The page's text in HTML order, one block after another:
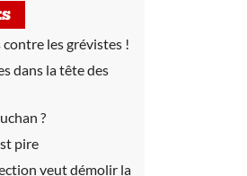
les grévistes !
dans la tête des
?
pire
veut démolir la